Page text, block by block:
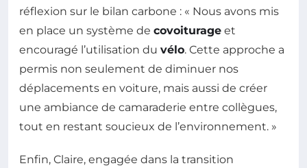
réflexion sur le bilan carbone : « Nous avons mis
en place un système de covoiturage et
encouragé l’utilisation du vélo. Cette approche a
permis non seulement de diminuer nos
déplacements en voiture, mais aussi de créer
une ambiance de camaraderie entre collègues,
tout en restant soucieux de l’environnement. »
Enfin, Claire, engagée dans la transition